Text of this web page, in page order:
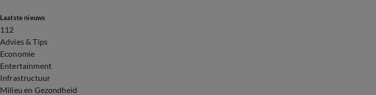
Laatste nieuws
112
Advies & Tips
Economie
Entertainment
Infrastructuur
Milieu en Gezondheid